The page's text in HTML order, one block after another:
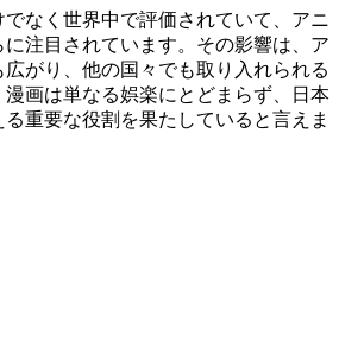
でなく世界中で評価されていて、アニ
に注目されています。その影響は、ア
がり、他の国々でも取り入れられる
画は単なる娯楽にとどまらず、日本
重要な役割を果たしていると言えま